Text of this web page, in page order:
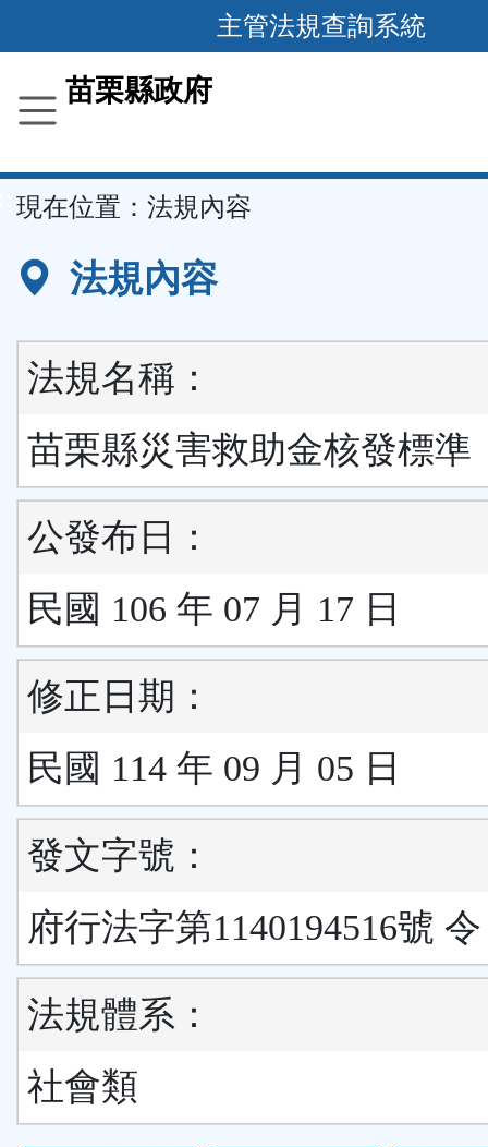
到
要
容
區
主管法規查詢系統
苗栗縣政府
現在位置： 法規內容
法規內容
法規名稱：
苗栗縣災害救助金核發標準
公發布日：
民國 106 年 07 月 17 日
修正日期：
民國 114 年 09 月 05 日
發文字號：
府行法字第1140194516號 令
法規體系：
社會類